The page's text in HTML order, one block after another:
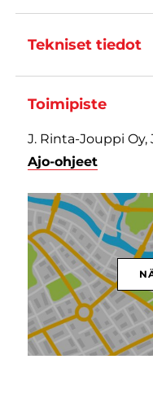
Tekniset tiedot
Toimipiste
J. Rinta-Jouppi Oy,
Ajo-ohjeet